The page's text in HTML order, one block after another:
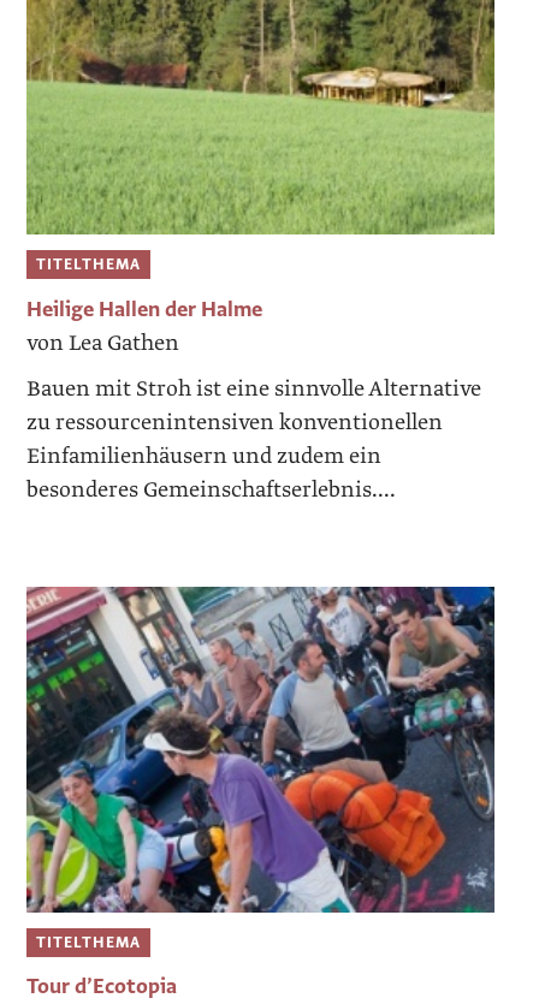
TITELTHEMA
Heilige Hallen der Halme
von Lea Gathen
Bauen mit Stroh ist eine sinnvolle Alternative
zu ressourcenintensiven konventionellen
Einfamilienhäusern und zudem ein
besonderes Gemeinschaftserlebnis....
TITELTHEMA
Tour d’Ecotopia